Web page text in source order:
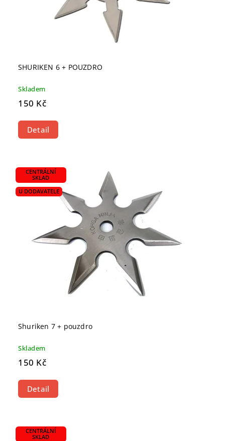
SHURIKEN 6 + POUZDRO
Skladem
150 Kč
Detail
CENTRÁLNÍ
SKLAD
U DODAVATELE
Shuriken 7 + pouzdro
Skladem
150 Kč
Detail
CENTRÁLNÍ
SKLAD